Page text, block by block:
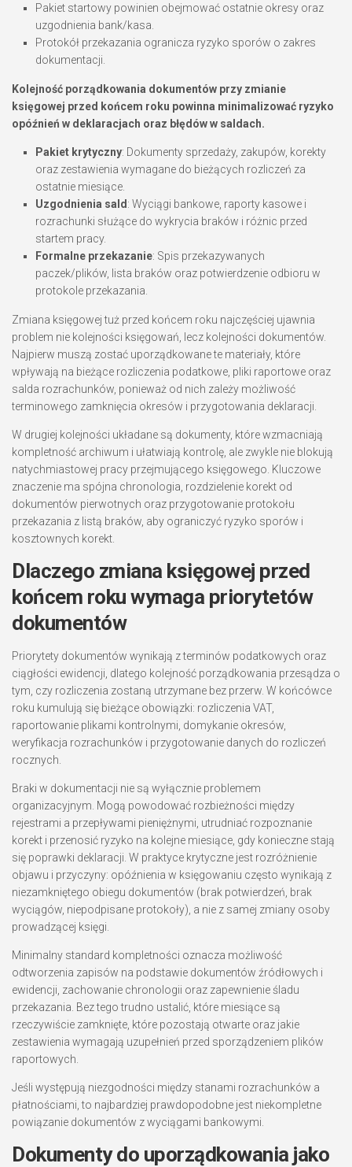
Pakiet startowy powinien obejmować ostatnie okresy oraz
uzgodnienia bank/kasa.
Protokół przekazania ogranicza ryzyko sporów o zakres
dokumentacji.
Kolejność porządkowania dokumentów przy zmianie
księgowej przed końcem roku powinna minimalizować ryzyko
opóźnień w deklaracjach oraz błędów w saldach.
Pakiet krytyczny: Dokumenty sprzedaży, zakupów, korekty
oraz zestawienia wymagane do bieżących rozliczeń za
ostatnie miesiące.
Uzgodnienia sald : Wyciągi bankowe, raporty kasowe i
rozrachunki służące do wykrycia braków i różnic przed
startem pracy.
Formalne przekazanie: Spis przekazywanych
paczek/plików, lista braków oraz potwierdzenie odbioru w
protokole przekazania.
Zmiana księgowej tuż przed końcem roku najczęściej ujawnia
problem nie kolejności księgowań, lecz kolejności dokumentów.
Najpierw muszą zostać uporządkowane te materiały, które
wpływają na bieżące rozliczenia podatkowe, pliki raportowe oraz
salda rozrachunków, ponieważ od nich zależy możliwość
terminowego zamknięcia okresów i przygotowania deklaracji.
W drugiej kolejności układane są dokumenty, które wzmacniają
kompletność archiwum i ułatwiają kontrolę, ale zwykle nie blokują
natychmiastowej pracy przejmującego księgowego. Kluczowe
znaczenie ma spójna chronologia, rozdzielenie korekt od
dokumentów pierwotnych oraz przygotowanie protokołu
przekazania z listą braków, aby ograniczyć ryzyko sporów i
kosztownych korekt.
Dlaczego zmiana księgowej przed
końcem roku wymaga priorytetów
dokumentów
Priorytety dokumentów wynikają z terminów podatkowych oraz
ciągłości ewidencji, dlatego kolejność porządkowania przesądza o
tym, czy rozliczenia zostaną utrzymane bez przerw. W końcówce
roku kumulują się bieżące obowiązki: rozliczenia VAT,
raportowanie plikami kontrolnymi, domykanie okresów,
weryfikacja rozrachunków i przygotowanie danych do rozliczeń
rocznych.
Braki w dokumentacji nie są wyłącznie problemem
organizacyjnym. Mogą powodować rozbieżności między
rejestrami a przepływami pieniężnymi, utrudniać rozpoznanie
korekt i przenosić ryzyko na kolejne miesiące, gdy konieczne stają
się poprawki deklaracji. W praktyce krytyczne jest rozróżnienie
objawu i przyczyny: opóźnienia w księgowaniu często wynikają z
niezamkniętego obiegu dokumentów (brak potwierdzeń, brak
wyciągów, niepodpisane protokoły), a nie z samej zmiany osoby
prowadzącej księgi.
Minimalny standard kompletności oznacza możliwość
odtworzenia zapisów na podstawie dokumentów źródłowych i
ewidencji, zachowanie chronologii oraz zapewnienie śladu
przekazania. Bez tego trudno ustalić, które miesiące są
rzeczywiście zamknięte, które pozostają otwarte oraz jakie
zestawienia wymagają uzupełnień przed sporządzeniem plików
raportowych.
Jeśli występują niezgodności między stanami rozrachunków a
płatnościami, to najbardziej prawdopodobne jest niekompletne
powiązanie dokumentów z wyciągami bankowymi.
Dokumenty do uporządkowania jako